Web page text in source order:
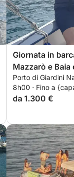
Giornata in
Mazzarò e Baia
Porto di Giardini
8h00 · Fino a
da 1.300 €